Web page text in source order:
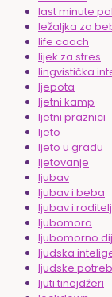
last minute
ležaljka za
life coach
lijek za stres
lingvistička
ljepota
ljetni kamp
ljetni praznici
ljeto
ljeto u gradu
ljetovanje
ljubav
ljubav i beba
ljubav i
ljubomora
ljubomorno
ljudska
ljudske
ljuti tinejdžeri